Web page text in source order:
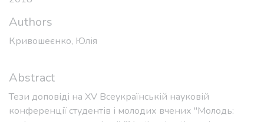
освіта, наука, духовність" ("Youth: education, science,
spirituality"), м. Київ, 17-19 квітня 2018 p.
фізична культура
конференції
Citation